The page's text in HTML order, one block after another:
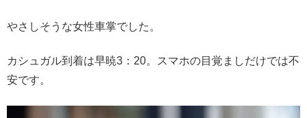
やさしそうな女性車掌でした。
カシュガル到着は早暁3：20。スマホの目覚ましだけでは不
安です。